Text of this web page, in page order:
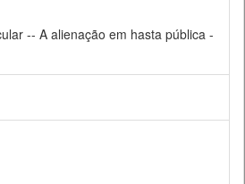
-- A alienação em hasta pública -